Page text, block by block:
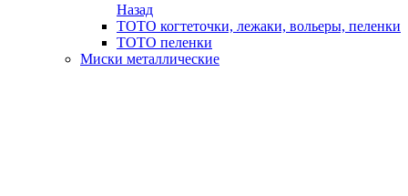
Назад
ТОТО когтеточки, лежаки, вольеры, пеленки
ТОТО пеленки
Миски металлические